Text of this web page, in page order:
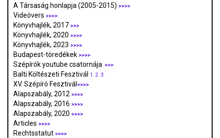
A Társaság honlapja (2005-2015) >>>>
Videóvers >>>>
Könyvhajlék, 2017 >>>
Könyvhajlék, 2020 >>>>
Könyvhajlék, 2023 >>>>
Budapest-töredékek >>>>
Szépírók youtube csatornája >>>
Balti Költészeti Fesztivál 1. 2. 3.
XV. Szépíró Fesztivál>>>>
Alapszabály, 2012 >>>>
Alapszabály, 2016 >>>>
Alapszabály, 2020 >>>>
Articles >>>>
Rechtsstatut >>>>